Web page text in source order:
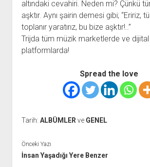
altındaki cevahiri. Neden mi? Çünkü
aşktır. Aynı şairin demesi gibi; “Eririz,
toplanır yaratırız, bu bize aşktır!..”
Trijda tüm müzik marketlerde ve dijital
platformlarda!
Spread the love
Tarih: ALBÜMLER ve GENEL
Önceki Yazı
İnsan Yaşadığı Yere Benzer